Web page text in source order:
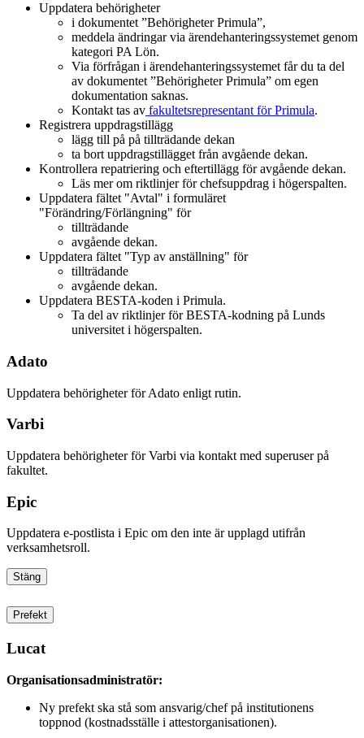
Uppdatera behörigheter
i dokumentet ”Behörigheter Primula”,
meddela ändringar via ärendehanteringssystemet genom
kategori PA Lön.
Via förfrågan i ärendehanteringssystemet får du ta del
av dokumentet ”Behörigheter Primula” om egen
dokumentation saknas.
Kontakt tas av fakultetsrepresentant för Primula.
Registrera uppdragstillägg
lägg till på på tillträdande dekan
ta bort uppdragstillägget från avgående dekan.
Kontrollera repatriering och eftertillägg för avgående dekan.
Läs mer om riktlinjer för chefsuppdrag i högerspalten.
Uppdatera fältet "Avtal" i formuläret
"Förändring/Förlängning" för
tillträdande
avgående dekan.
Uppdatera fältet "Typ av anställning" för
tillträdande
avgående dekan.
Uppdatera BESTA-koden i Primula.
Ta del av riktlinjer för BESTA-kodning på Lunds
universitet i högerspalten.
Adato
Uppdatera behörigheter för Adato enligt rutin.
Varbi
Uppdatera behörigheter för Varbi via kontakt med superuser på
fakultet.
Epic
Uppdatera e-postlista i Epic om den inte är upplagd utifrån
verksamhetsroll.
Stäng
Prefekt
Lucat
Organisationsadministratör:
Ny prefekt ska stå som ansvarig/chef på institutionens
toppnod (kostnadsställe i attestorganisationen).